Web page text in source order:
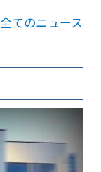
全てのニュース